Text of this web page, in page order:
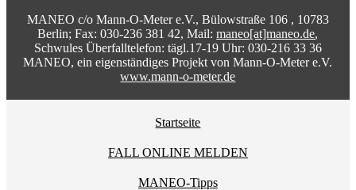
MANEO c/o Mann-O-Meter e.V., Bülowstraße 106 , 10783
Berlin; Fax: 030-236 381 42, Mail:maneo[at]maneo.de,
Schwules Überfalltelefon: tägl.17-19 Uhr: 030-216 33 36
MANEO, ein eigenständiges Projekt von Mann-O-Meter e.V.
www.mann-o-meter.de
Startseite
FALL ONLINE MELDEN
MANEO-Tipps